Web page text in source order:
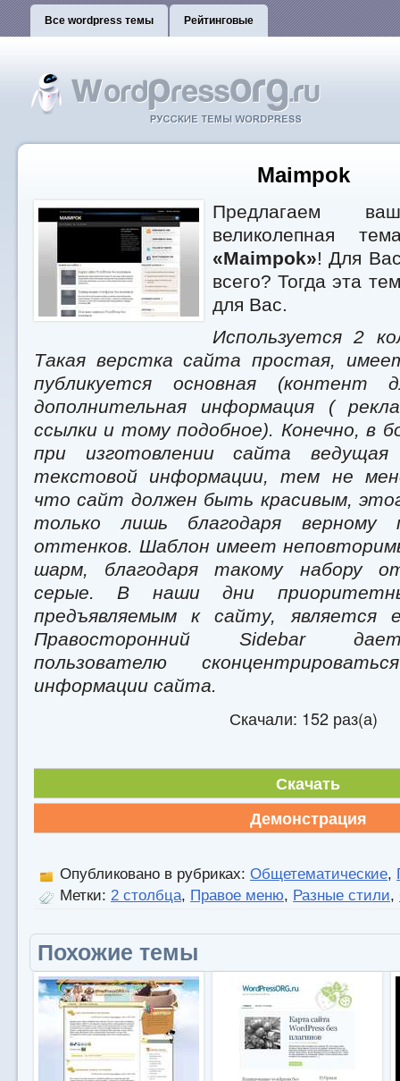
Все wordpress темы Рейтинговые
Maimpok
Предлагаем
великолепная
«Maimpok»! Для
всего? Тогда эта
для Вас.
Используется 2
Такая верстка сайта простая,
публикуется основная (контент
дополнительная информация (
ссылки и тому подобное). Конечно, в
при изготовлении сайта
текстовой информации, тем не
что сайт должен быть красивым,
только лишь благодаря верному
оттенков. Шаблон имеет
шарм, благодаря такому набору
серые. В наши дни
предъявляемым к сайту, является
Правосторонний Sidebar
пользователю
информации сайта.
Скачали: 152 раз(а)
Скачать
Демонстрация
Опубликовано в рубриках: Общетематические,
Метки: 2 столбца, Правое меню, Разные стили,
Похожие темы